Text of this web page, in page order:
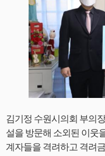
김기정 수원시의회 부의
설을 방문해 소외된 이웃
계자들을 격려하고 격려